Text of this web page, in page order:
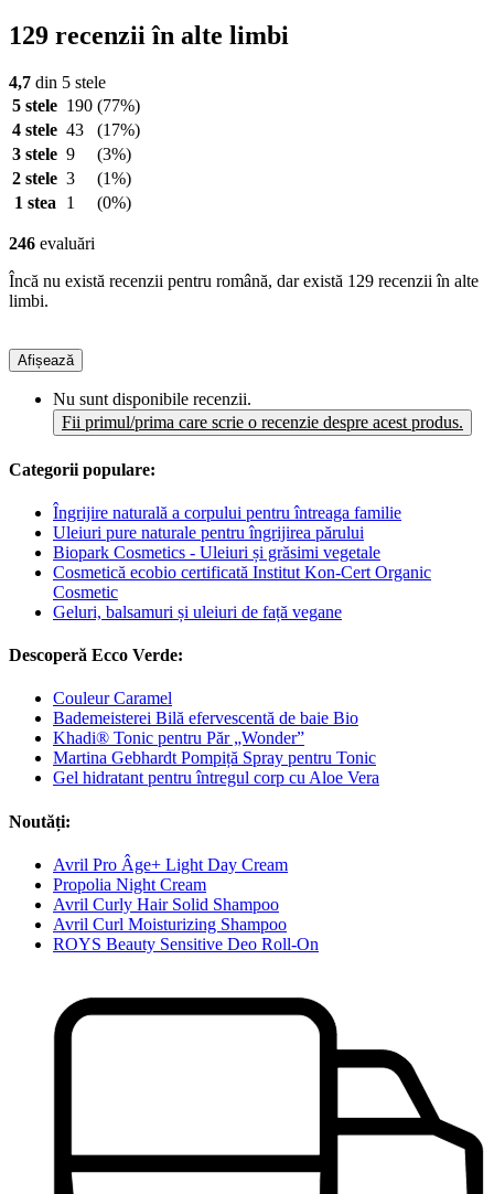
129 recenzii în alte limbi
4,7 din 5 stele
5 stele 190 (77%)
4 stele 43
(17%)
3 stele 9
(3%)
2 stele 3
(1%)
1 stea
1 (0%)
246 evaluări
Încă nu există recenzii pentru română, dar există 129 recenzii în alte
limbi.
Afișează
Nu sunt disponibile recenzii.
Fii primul/prima care scrie o recenzie despre acest produs.
Categorii populare:
Îngrijire naturală a corpului pentru întreaga familie
Uleiuri pure naturale pentru îngrijirea părului
Biopark Cosmetics - Uleiuri și grăsimi vegetale
Cosmetică ecobio certificată Institut Kon-Cert Organic
Cosmetic
Geluri, balsamuri și uleiuri de față vegane
Descoperă Ecco Verde:
Couleur Caramel
Bademeisterei Bilă efervescentă de baie Bio
Khadi® Tonic pentru Păr „Wonder”
Martina Gebhardt Pompiță Spray pentru Tonic
Gel hidratant pentru întregul corp cu Aloe Vera
Noutăți:
Avril Pro Âge+ Light Day Cream
Propolia Night Cream
Avril Curly Hair Solid Shampoo
Avril Curl Moisturizing Shampoo
ROYS Beauty Sensitive Deo Roll-On